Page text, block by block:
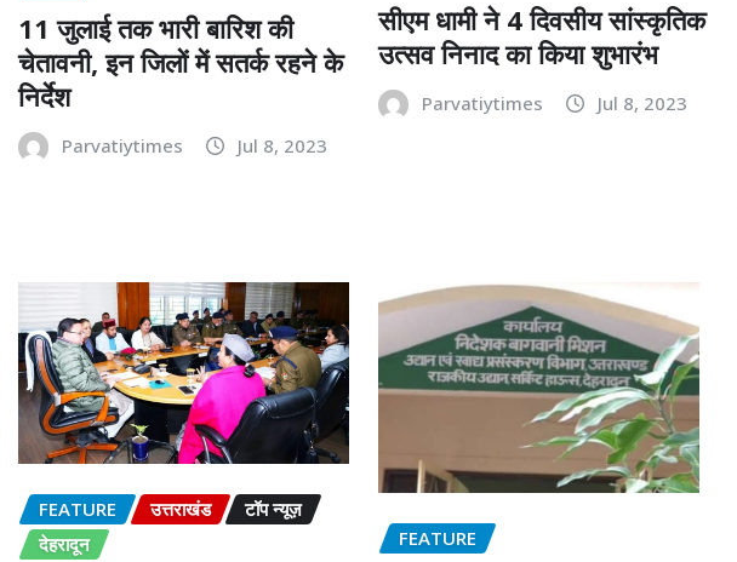
11 जुलाई तक भारी बारिश की
चेतावनी, इन जिलों में सतर्क रहने के
निर्देश
Parvatiytimes Jul 8, 2023
सीएम धामी ने 4 दिवसीय सांस्कृतिक
उत्सव निनाद का किया शुभारंभ
Parvatiytimes Jul 8, 2023
FEATURE उत्तराखंड
टॉप न्यूज़
देहरादून
FEATURE